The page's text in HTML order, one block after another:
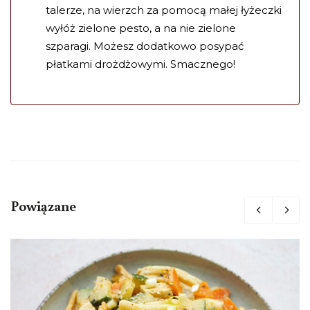
talerze, na wierzch za pomocą małej łyżeczki
wyłóż zielone pesto, a na nie zielone
szparagi. Możesz dodatkowo posypać
płatkami drożdżowymi. Smacznego!
Powiązane